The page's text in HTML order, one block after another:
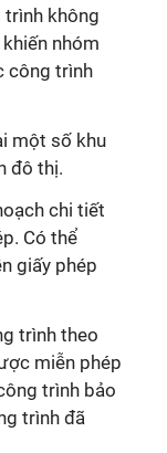
trình không
nhóm
công trình
một số khu
đô thị.
chi tiết
Có thể
giấy phép
trình theo
miễn phép
trình bảo
trình đã